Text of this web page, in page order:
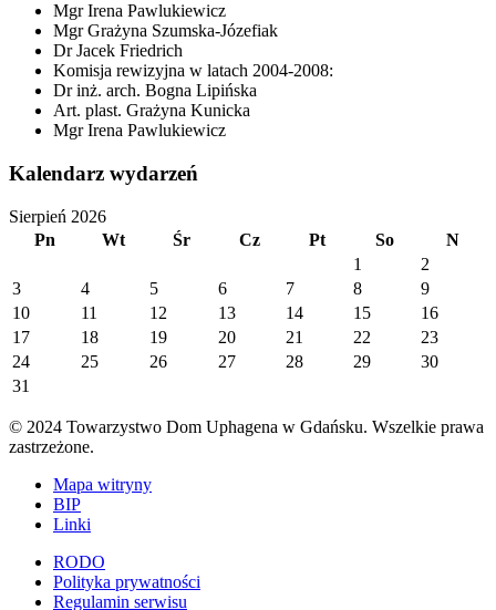
Mgr Irena Pawlukiewicz
Mgr Grażyna Szumska-Józefiak
Dr Jacek Friedrich
Komisja rewizyjna w latach 2004-2008:
Dr inż. arch. Bogna Lipińska
Art. plast. Grażyna Kunicka
Mgr Irena Pawlukiewicz
Kalendarz wydarzeń
Sierpień 2026
Pn
Wt Śr Cz Pt So
N
1
2
3
4 5 6 7 8
9
10
11 12 13 14 15
16
17
18 19 20 21 22
23
24
25 26 27 28 29
30
31
© 2024 Towarzystwo Dom Uphagena w Gdańsku. Wszelkie prawa
zastrzeżone.
Mapa witryny
BIP
Linki
RODO
Polityka prywatności
Regulamin serwisu